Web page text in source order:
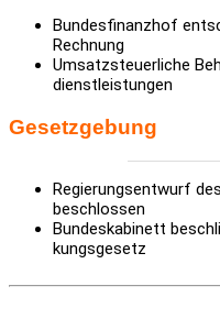
Bundes­fi­nanzhof
Rech­nung
Umsatz­steu­er­liche
dienst­leis­tungen
Gesetz­ge­bung
Regie­rungs­ent­wurf
beschlossen
Bundes­ka­bi­nett
kungs­ge­setz